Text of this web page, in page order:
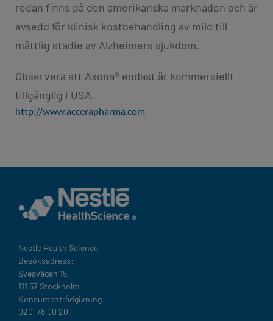
redan finns på den amerikanska marknaden och är
avsedd för klinisk kostbehandling av mild till
måttlig stadie av Alzheimers sjukdom.
Observera att Axona® endast är kommersiellt
tillgänglig i USA.
http://www.accerapharma.com
Nestlé Health Science​
Besöksadress:
Sveavägen 15,
111 57 Stockholm
Konsumentrådgivning
020-78 00 20